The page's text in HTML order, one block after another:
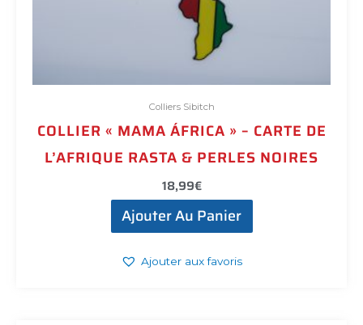
Colliers Sibitch
COLLIER « MAMA ÁFRICA » – CARTE DE
L’AFRIQUE RASTA & PERLES NOIRES
18,99€
Ajouter Au Panier
Ajouter aux favoris